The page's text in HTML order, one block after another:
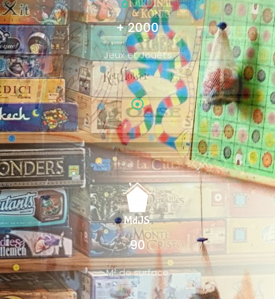
+ 2000
Jeux et Jouets
90
M² de surface